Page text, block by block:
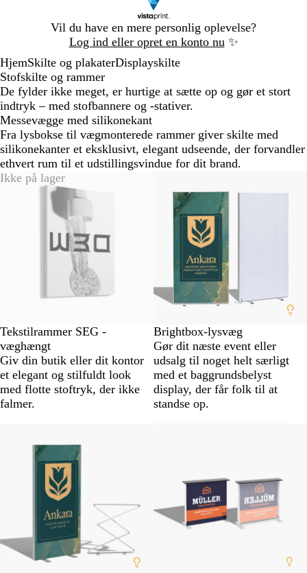
Vil du have en mere personlig oplevelse?
Log ind eller opret en konto nu ✨
1
HjemSkilte og plakaterDisplayskilte
Stofskilte og rammer
De fylder ikke meget, er hurtige at sætte op og gør et stort
indtryk – med stofbannere og -stativer.
Messevægge med silikonekant
Fra lysbokse til vægmonterede rammer giver skilte med
silikonekanter et eksklusivt, elegant udseende, der forvandler
ethvert rum til et udstillingsvindue for dit brand.
Ikke på lager
Tekstilrammer SEG -
væghængt
Giv din butik eller dit kontor
et elegant og stilfuldt look
med flotte stoftryk, der ikke
falmer.
Brightbox-lysvæg
Gør dit næste event eller
udsalg til noget helt særligt
med et baggrundsbelyst
display, der får folk til at
standse op.